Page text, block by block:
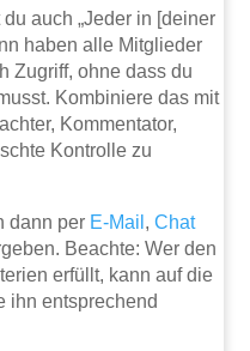
auch „Jeder in [deiner
haben alle Mitglieder
Zugriff, ohne dass du
Kombiniere das mit
Kommentator,
Kontrolle zu
dann per E-Mail ,Chat
Beachte: Wer den
erfüllt, kann auf die
ihn entsprechend